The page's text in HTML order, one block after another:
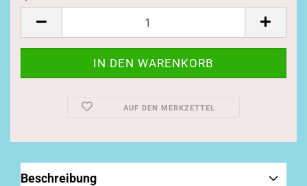
AUF DEN MERKZETTEL
Beschreibung